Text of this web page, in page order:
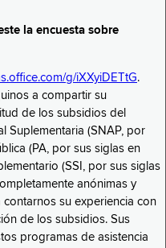
la encuesta sobre
g/iXXyiDETtG.
a compartir su
de los subsidios del
Suplementaria (SNAP, por
(PA, por sus siglas en
(SSI, por sus siglas
anónimas y
su experiencia con
de los subsidios. Sus
programas de asistencia